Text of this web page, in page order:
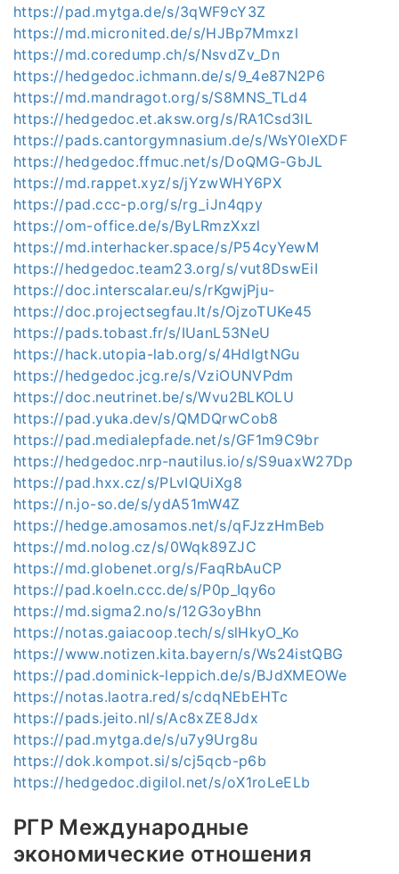
https://pad.mytga.de/s/3qWF9cY3Z
https://md.micronited.de/s/HJBp7Mmxzl
https://md.coredump.ch/s/NsvdZv_Dn
https://hedgedoc.ichmann.de/s/9_4e87N2P6
https://md.mandragot.org/s/S8MNS_TLd4
https://hedgedoc.et.aksw.org/s/RA1Csd3lL
https://pads.cantorgymnasium.de/s/WsY0IeXDF
https://hedgedoc.ffmuc.net/s/DoQMG-GbJL
https://md.rappet.xyz/s/jYzwWHY6PX
https://pad.ccc-p.org/s/rg_iJn4qpy
https://om-office.de/s/ByLRmzXxzl
https://md.interhacker.space/s/P54cyYewM
https://hedgedoc.team23.org/s/vut8DswEiI
https://doc.interscalar.eu/s/rKgwjPju-
https://doc.projectsegfau.lt/s/OjzoTUKe45
https://pads.tobast.fr/s/IUanL53NeU
https://hack.utopia-lab.org/s/4HdlgtNGu
https://hedgedoc.jcg.re/s/VziOUNVPdm
https://doc.neutrinet.be/s/Wvu2BLKOLU
https://pad.yuka.dev/s/QMDQrwCob8
https://pad.medialepfade.net/s/GF1m9C9br
https://hedgedoc.nrp-nautilus.io/s/S9uaxW27Dp
https://pad.hxx.cz/s/PLvIQUiXg8
https://n.jo-so.de/s/ydA51mW4Z
https://hedge.amosamos.net/s/qFJzzHmBeb
https://md.nolog.cz/s/0Wqk89ZJC
https://md.globenet.org/s/FaqRbAuCP
https://pad.koeln.ccc.de/s/P0p_Iqy6o
https://md.sigma2.no/s/12G3oyBhn
https://notas.gaiacoop.tech/s/slHkyO_Ko
https://www.notizen.kita.bayern/s/Ws24istQBG
https://pad.dominick-leppich.de/s/BJdXMEOWe
https://notas.laotra.red/s/cdqNEbEHTc
https://pads.jeito.nl/s/Ac8xZE8Jdx
https://pad.mytga.de/s/u7y9Urg8u
https://dok.kompot.si/s/cj5qcb-p6b
https://hedgedoc.digilol.net/s/oX1roLeELb
РГР Международные
экономические отношения